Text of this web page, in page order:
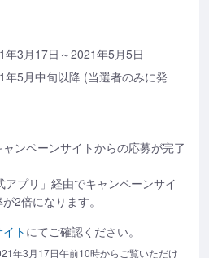
年3月17日～2021年5月5日
年5月中旬以降 (当選者のみに発
ンペーンサイトからの応募が完了
プリ」経由でキャンペーンサイ
2倍になります。
トにてご確認ください。
年3月17日午前10時からご覧いただけ